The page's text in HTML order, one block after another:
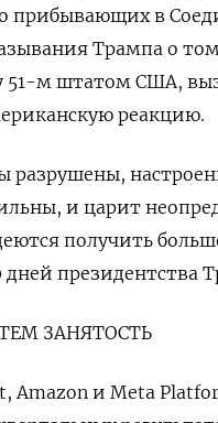
прибывающих в
Трампа о
51-м штатом США,
реакцию.
разрушены,
и царит
получить
президентства
ЗАНЯТОСТЬ
Amazon и Meta